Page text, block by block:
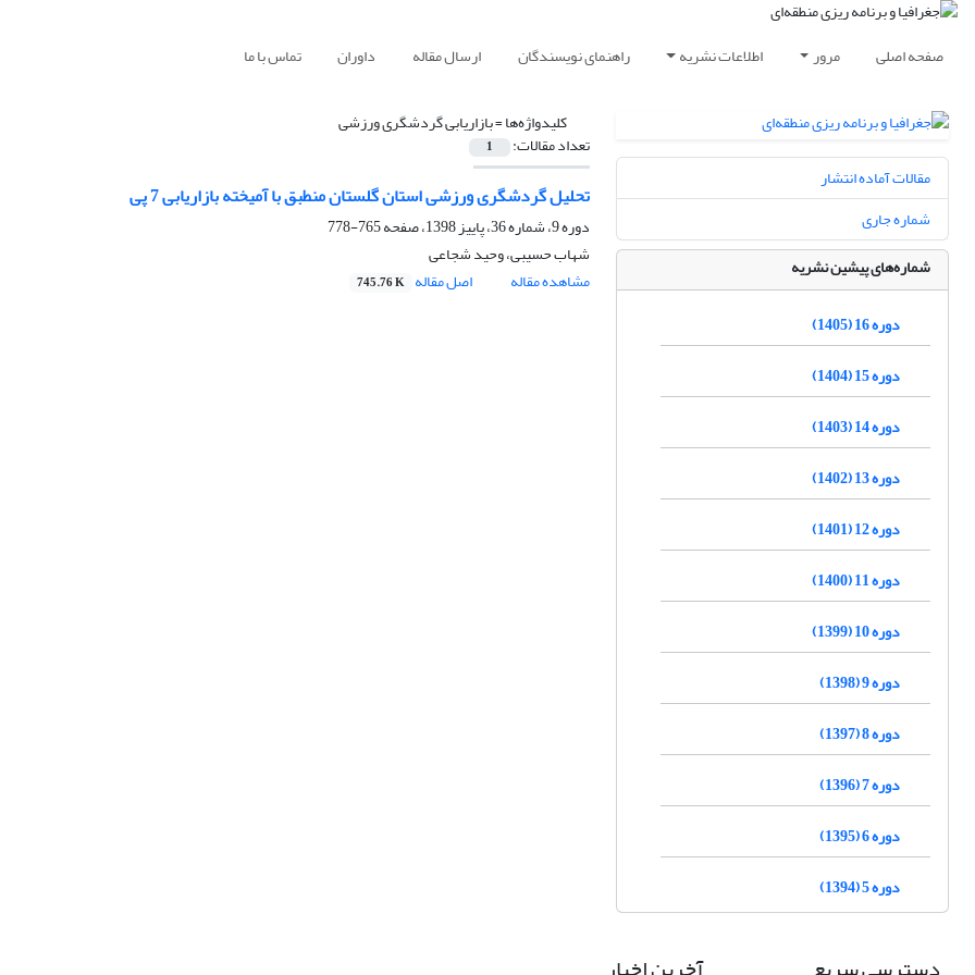
صفحه اصلی مرور اطلاعات نشریه راهنمای نویسندگان ارسال مقاله داوران تماس با ما
کلیدواژه‌ها =بازاریابی گردشگری ورزشی
تعداد مقالات: 1
تحلیل گردشگری ورزشی استان گلستان منطبق با آمیخته بازاریابی 7 پی
دوره 9، شماره 36، پاییز 1398، صفحه
765-778
شهاب حسیبی، وحید شجاعی
مشاهده مقاله
اصل مقاله 745.76 K
مقالات آماده انتشار
شماره جاری
شماره‌های پیشین نشریه
دوره 16 (1405)
دوره 15 (1404)
دوره 14 (1403)
دوره 13 (1402)
دوره 12 (1401)
دوره 11 (1400)
دوره 10 (1399)
دوره 9 (1398)
دوره 8 (1397)
دوره 7 (1396)
دوره 6 (1395)
دوره 5 (1394)